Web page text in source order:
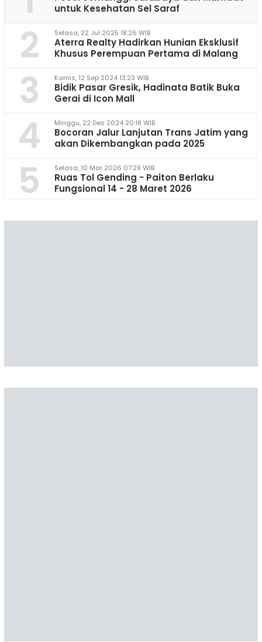
untuk Kesehatan Sel Saraf
2 Selasa, 22 Jul 2025 18:26 WIB
Aterra Realty Hadirkan Hunian Eksklusif
Khusus Perempuan Pertama di Malang
3 Kamis, 12 Sep 2024 13:23 WIB
Bidik Pasar Gresik, Hadinata Batik Buka
Gerai di Icon Mall
4 Minggu, 22 Des 2024 20:18 WIB
Bocoran Jalur Lanjutan Trans Jatim yang
akan Dikembangkan pada 2025
5 Selasa, 10 Mar 2026 07:29 WIB
Ruas Tol Gending - Paiton Berlaku
Fungsional 14 - 28 Maret 2026